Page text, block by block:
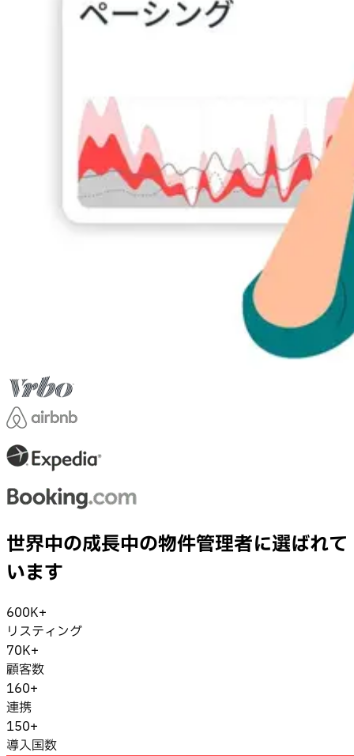
世界中の成長中の物件管理者に選ばれて
います
600K+
リスティング
70K+
顧客数
160+
連携
150+
導入国数